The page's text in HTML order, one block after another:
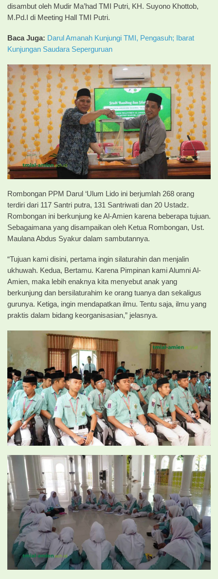
disambut oleh Mudir Ma’had TMI Putri, KH. Suyono Khottob,
M.Pd.I di Meeting Hall TMI Putri.
Baca Juga: Darul Amanah Kunjungi TMI, Pengasuh; Ibarat
Kunjungan Saudara Seperguruan
Rombongan PPM Darul ‘Ulum Lido ini berjumlah 268 orang
terdiri dari 117 Santri putra, 131 Santriwati dan 20 Ustadz.
Rombongan ini berkunjung ke Al-Amien karena beberapa tujuan.
Sebagaimana yang disampaikan oleh Ketua Rombongan, Ust.
Maulana Abdus Syakur dalam sambutannya.
“Tujuan kami disini, pertama ingin silaturahin dan menjalin
ukhuwah. Kedua, Bertamu. Karena Pimpinan kami Alumni Al-
Amien, maka lebih enaknya kita menyebut anak yang
berkunjung dan bersilaturahim ke orang tuanya dan sekaligus
gurunya. Ketiga, ingin mendapatkan ilmu. Tentu saja, ilmu yang
praktis dalam bidang keorganisasian,” jelasnya.